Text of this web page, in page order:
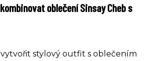
oblečení Sinsay Cheb s
stylový outfit s oblečením